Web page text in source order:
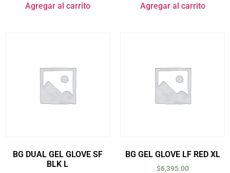
Agregar al carrito Agregar al carrito
BG DUAL GEL GLOVE SF
BLK L
BG GEL GLOVE LF RED XL
$6,395.00